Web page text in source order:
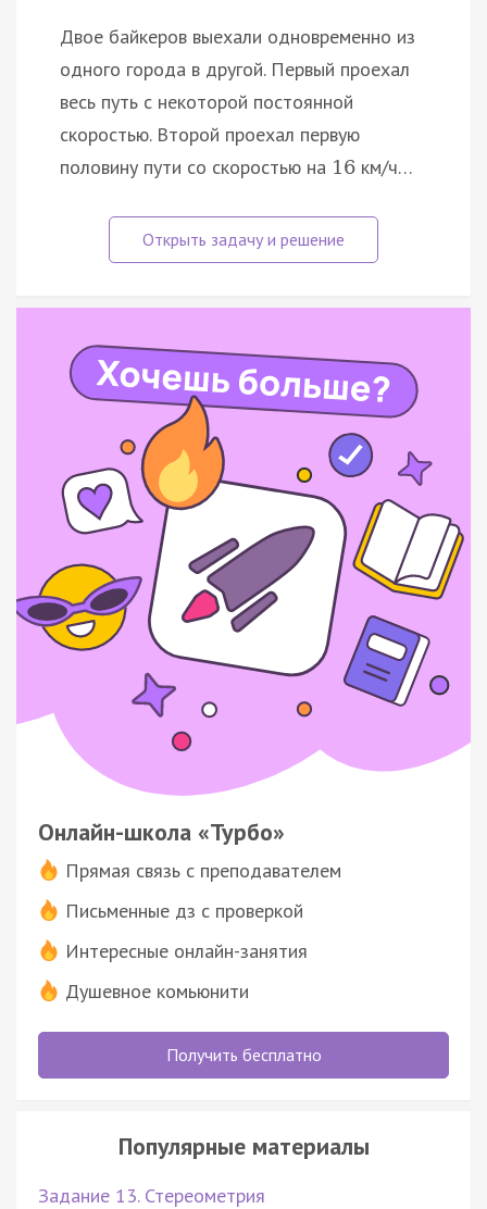
Двое байкеров выехали одновременно из
одного города в другой. Первый проехал
весь путь с некоторой постоянной
скоростью. Второй проехал первую
половину пути со скоростью на 16 км/ч…
Онлайн-школа «Турбо»
Прямая связь с преподавателем
Письменные дз с проверкой
Интересные онлайн-занятия
Душевное комьюнити
Получить бесплатно
Популярные материалы
Задание 13. Стереометрия